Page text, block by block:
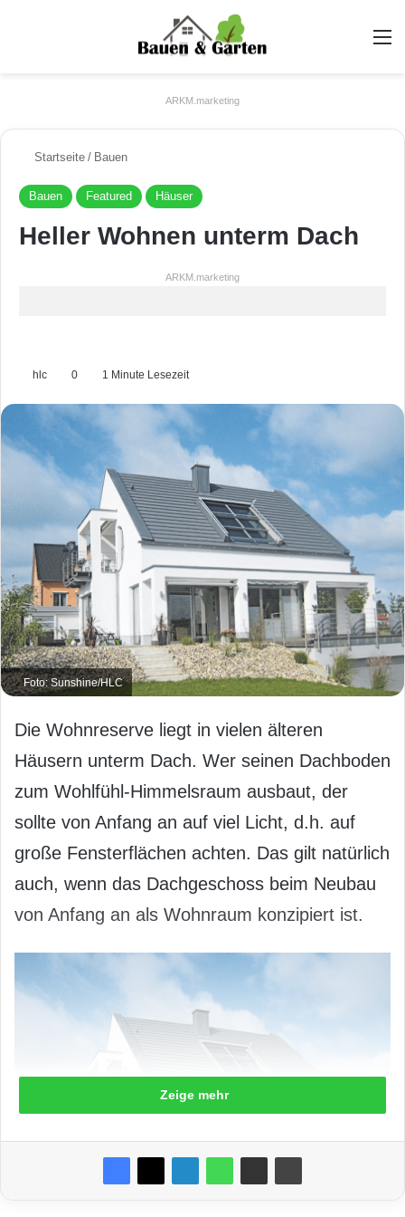
ARKM.marketing
Startseite / Bauen
Bauen Featured Häuser
Heller Wohnen unterm Dach
ARKM.marketing
hlc 0 1 Minute Lesezeit
Foto: Sunshine/HLC
Die Wohnreserve liegt in vielen älteren
Häusern unterm Dach. Wer seinen Dachboden
zum Wohlfühl-Himmelsraum ausbaut, der
sollte von Anfang an auf viel Licht, d.h. auf
große Fensterflächen achten. Das gilt natürlich
auch, wenn das Dachgeschoss beim Neubau
von Anfang an als Wohnraum konzipiert ist.
Zeige mehr